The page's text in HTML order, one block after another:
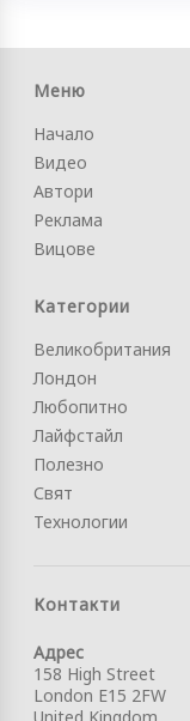
Меню
Начало
Видео
Автори
Реклама
Вицове
Категории
Великобритания
Лондон
Любопитно
Лайфстайл
Полезно
Свят
Технологии
Контакти
Адрес
158 High Street
London E15 2FW